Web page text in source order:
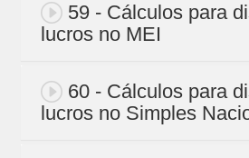
59 - Cálculos para
lucros no MEI
60 - Cálculos para
lucros no Simples